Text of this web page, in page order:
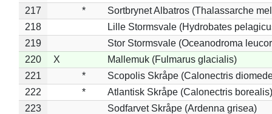
217
*
Sortbrynet Albatros (Thalassarche
218
Lille Stormsvale (Hydrobates
219
Stor Stormsvale (Oceanodroma
220
X
Mallemuk (Fulmarus glacialis)
221
*
Scopolis Skråpe (Calonectris
222
*
Atlantisk Skråpe (Calonectris borealis)
223
Sodfarvet Skråpe (Ardenna grisea)